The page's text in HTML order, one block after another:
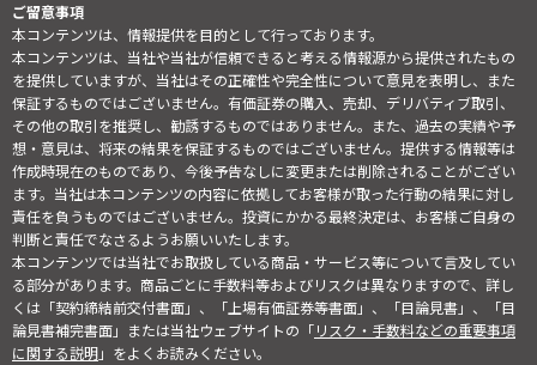
ご留意事項
本コンテンツは、情報提供を目的として行っております。
本コンテンツは、当社や当社が信頼できると考える情報源から提供されたもの
を提供していますが、当社はその正確性や完全性について意見を表明し、また
保証するものではございません。有価証券の購入、売却、デリバティブ取引、
その他の取引を推奨し、勧誘するものではありません。また、過去の実績や予
想・意見は、将来の結果を保証するものではございません。提供する情報等は
作成時現在のものであり、今後予告なしに変更または削除されることがござい
ます。当社は本コンテンツの内容に依拠してお客様が取った行動の結果に対し
責任を負うものではございません。投資にかかる最終決定は、お客様ご自身の
判断と責任でなさるようお願いいたします。
本コンテンツでは当社でお取扱している商品・サービス等について言及してい
る部分があります。商品ごとに手数料等およびリスクは異なりますので、詳し
くは「契約締結前交付書面」、「上場有価証券等書面」、「目論見書」、「目
論見書補完書面」または当社ウェブサイトの「リスク・手数料などの重要事項
に関する説明」をよくお読みください。